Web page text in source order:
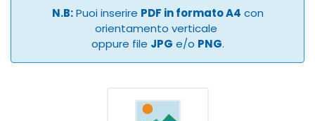
N.B:Puoi inserire PDF in formato A4 con
orientamento verticale
oppure file JPG e/o PNG.